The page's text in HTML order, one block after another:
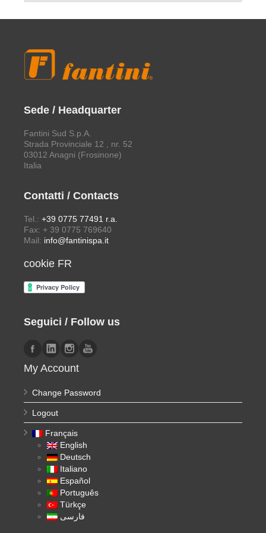
Sede / Headquarter
Fantini Sud S.p.A.
Strada Provinciale 12 , nr. 52
03012 Anagni (Frosinone)
Italia
Contatti / Contacts
Tel.: +39 0775 77491 r.a.
Fax: + 39 0775 769640
Mail: info@fantinispa.it
cookie FR
Seguici / Follow us
My Account
Change Password
Logout
Français
English
Deutsch
Italiano
Español
Português
Türkçe
فارسی